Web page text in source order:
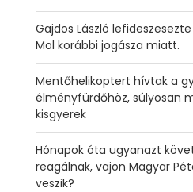
Gajdos László
Mol korábbi jogásza miatt.
Mentőhelikoptert hívtak a
élményfürdőhöz, súlyosan
kisgyerek
Hónapok óta ugyanazt
reagálnak, vajon Magyar
veszik?